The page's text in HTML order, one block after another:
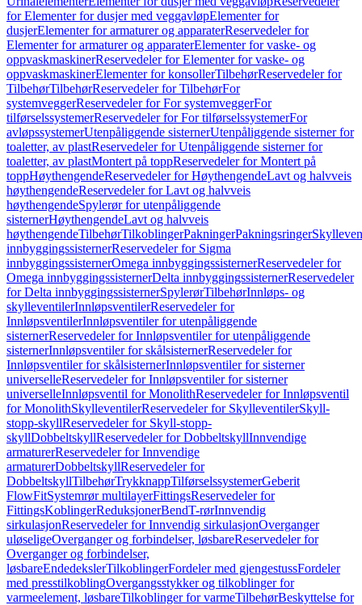
for Elementer for dusjer med veggavløpElementer for
dusjerElementer for armaturer og apparaterReservedeler for
Elementer for armaturer og apparaterElementer for vaske- og
oppvaskmaskinerReservedeler for Elementer for vaske- og
oppvaskmaskinerElementer for konsollerTilbehørReservedeler for
TilbehørTilbehørReservedeler for TilbehørFor
systemveggerReservedeler for For systemveggerFor
tilførselssystemerReservedeler for For tilførselssystemerFor
avløpssystemerUtenpåliggende sisternerUtenpåliggende sisterner for
toaletter, av plastReservedeler for Utenpåliggende sisterner for
toaletter, av plastMontert på toppReservedeler for Montert på
toppHøythengendeReservedeler for HøythengendeLavt og halvveis
høythengendeReservedeler for Lavt og halvveis
høythengendeSpylerør for utenpåliggende
sisternerHøythengendeLavt og halvveis
høythengendeTilbehørTilkoblingerPakningerPakningsringer
innbyggingssisternerReservedeler for Sigma
innbyggingssisternerOmega innbyggingssisternerReservedeler for
Omega innbyggingssisternerDelta innbyggingssisternerReservedeler
for Delta innbyggingssisternerSpylerørTilbehørInnløps- og
skylleventilerInnløpsventilerReservedeler for
InnløpsventilerInnløpsventiler for utenpåliggende
sisternerReservedeler for Innløpsventiler for utenpåliggende
sisternerInnløpsventiler for skålsisternerReservedeler for
Innløpsventiler for skålsisternerInnløpsventiler for sisterner
universelleReservedeler for Innløpsventiler for sisterner
universelleInnløpsventil for MonolithReservedeler for Innløpsventil
for MonolithSkylleventilerReservedeler for SkylleventilerSkyll-
stopp-skyllReservedeler for Skyll-stopp-
skyllDobbeltskyllReservedeler for DobbeltskyllInnvendige
armaturerReservedeler for Innvendige
armaturerDobbeltskyllReservedeler for
DobbeltskyllTilbehørTrykknappTilførselssystemerGeberit
FlowFitSystemrør multilayerFittingsReservedeler for
FittingsKoblingerReduksjonerBendT-rørInnvendig
sirkulasjonReservedeler for Innvendig sirkulasjonOverganger
uløseligeOverganger og forbindelser, løsbareReservedeler for
Overganger og forbindelser,
løsbareEndedekslerTilkoblingerFordeler med gjengestussFordeler
med presstilkoblingOvergangsstykker og tilkoblinger for
varmeelement, løsbareTilkoblinger for varmeTilbehørBeskyttelse for